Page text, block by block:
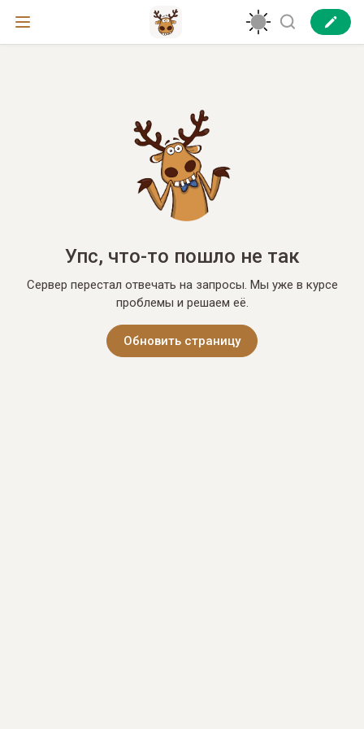
Упс, что-то пошло не так
Сервер перестал отвечать на запросы. Мы уже в курсе
проблемы и решаем её.
Обновить страницу